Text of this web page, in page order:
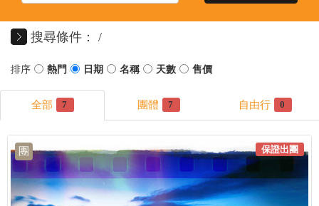
搜尋條件：
7 7 0
團 保證出團